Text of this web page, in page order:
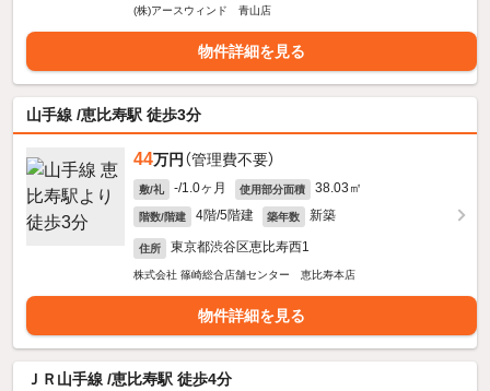
(株)アースウィンド 青山店
物件詳細を見る
山手線 /恵比寿駅 徒歩3分
44万円 （管理費不要）
敷/礼 -/1.0ヶ月 使用部分面積 38.03㎡
階数/階建 4階/5階建 築年数 新築
住所 東京都渋谷区恵比寿西1
株式会社 篠崎総合店舗センター 恵比寿本店
物件詳細を見る
ＪＲ山手線 /恵比寿駅 徒歩4分